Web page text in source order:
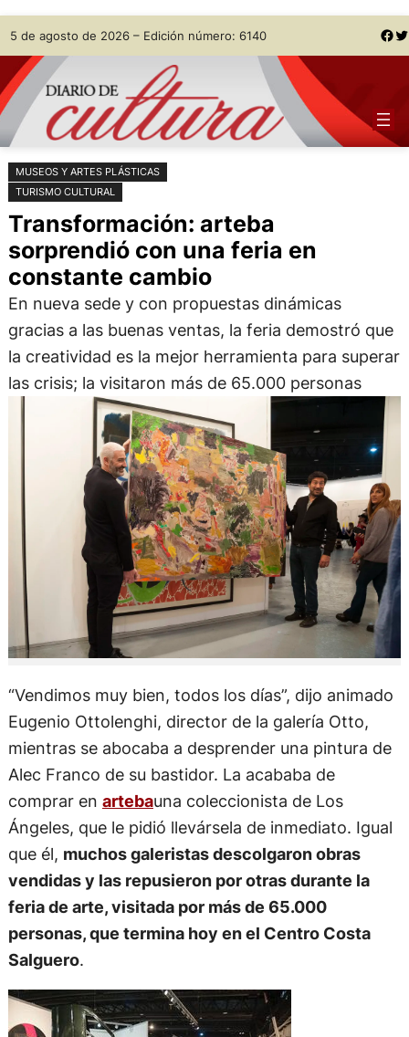
Saltar
al
contenido
Skip
to
content
5 de agosto de 2026 – Edición número: 6140 Facebook Twitter
MUSEOS Y ARTES PLÁSTICAS
TURISMO CULTURAL
Transformación: arteba
sorprendió con una feria en
constante cambio
En nueva sede y con propuestas dinámicas
gracias a las buenas ventas, la feria demostró que
la creatividad es la mejor herramienta para superar
las crisis; la visitaron más de 65.000 personas
“Vendimos muy bien, todos los días”, dijo animado
Eugenio Ottolenghi, director de la galería Otto,
mientras se abocaba a desprender una pintura de
Alec Franco de su bastidor. La acababa de
comprar en artebauna coleccionista de Los
Ángeles, que le pidió llevársela de inmediato. Igual
que él, muchos galeristas descolgaron obras
vendidas y las repusieron por otras durante la
feria de arte, visitada por más de 65.000
personas, que termina hoy en el Centro Costa
Salguero.